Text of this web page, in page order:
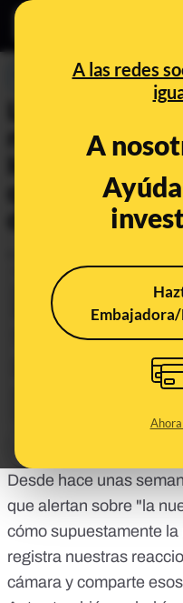
A las redes
A
PREBUNKING
La polémica
nueva política
Instagram:
qué se usa la
datos registra
Desde hace unas
que alertan sobre "la
cómo supuestamente
registra nuestras
cámara y comparte